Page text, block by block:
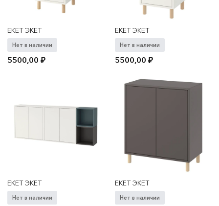
EKET ЭКЕТ
Нет в наличии
5500,00₽
EKET ЭКЕТ
Нет в наличии
5500,00₽
EKET ЭКЕТ
Нет в наличии
EKET ЭКЕТ
Нет в наличии